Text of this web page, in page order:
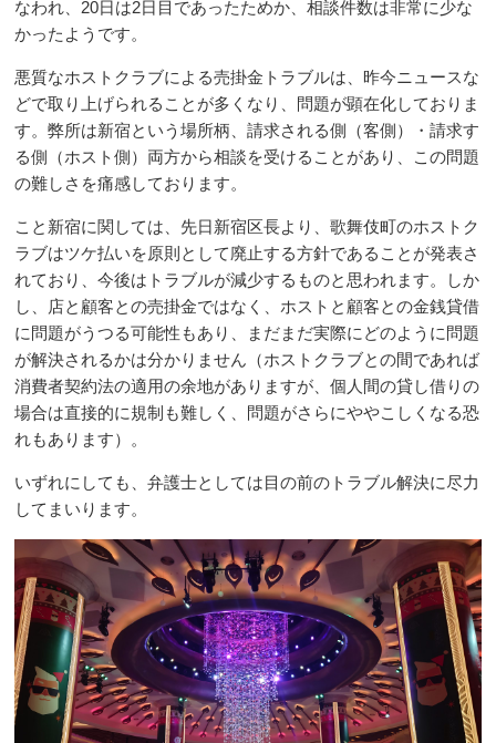
なわれ、20日は2日目であったためか、相談件数は非常に少な
かったようです。
悪質なホストクラブによる売掛金トラブルは、昨今ニュースな
どで取り上げられることが多くなり、問題が顕在化しておりま
す。弊所は新宿という場所柄、請求される側（客側）・請求す
る側（ホスト側）両方から相談を受けることがあり、この問題
の難しさを痛感しております。
こと新宿に関しては、先日新宿区長より、歌舞伎町のホストク
ラブはツケ払いを原則として廃止する方針であることが発表さ
れており、今後はトラブルが減少するものと思われます。しか
し、店と顧客との売掛金ではなく、ホストと顧客との金銭貸借
に問題がうつる可能性もあり、まだまだ実際にどのように問題
が解決されるかは分かりません（ホストクラブとの間であれば
消費者契約法の適用の余地がありますが、個人間の貸し借りの
場合は直接的に規制も難しく、問題がさらにややこしくなる恐
れもあります）。
いずれにしても、弁護士としては目の前のトラブル解決に尽力
してまいります。